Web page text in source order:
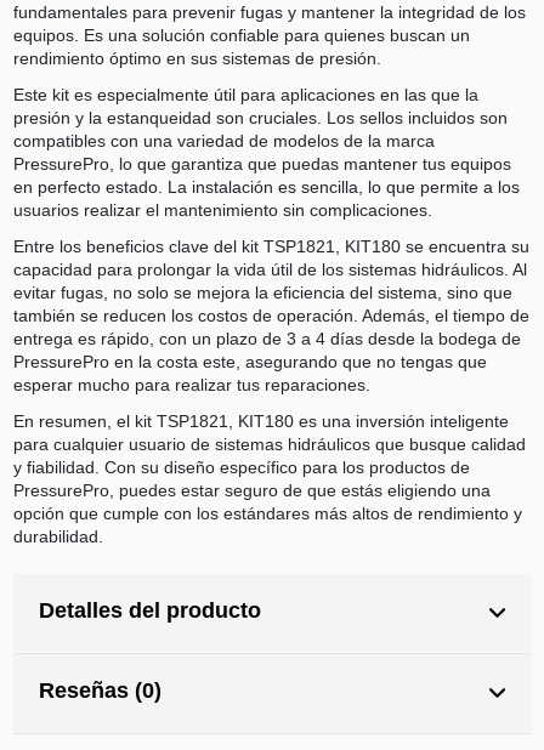
fundamentales para prevenir fugas y mantener la integridad de los
equipos. Es una solución confiable para quienes buscan un
rendimiento óptimo en sus sistemas de presión.
Este kit es especialmente útil para aplicaciones en las que la
presión y la estanqueidad son cruciales. Los sellos incluidos son
compatibles con una variedad de modelos de la marca
PressurePro, lo que garantiza que puedas mantener tus equipos
en perfecto estado. La instalación es sencilla, lo que permite a los
usuarios realizar el mantenimiento sin complicaciones.
Entre los beneficios clave del kit TSP1821, KIT180 se encuentra su
capacidad para prolongar la vida útil de los sistemas hidráulicos. Al
evitar fugas, no solo se mejora la eficiencia del sistema, sino que
también se reducen los costos de operación. Además, el tiempo de
entrega es rápido, con un plazo de 3 a 4 días desde la bodega de
PressurePro en la costa este, asegurando que no tengas que
esperar mucho para realizar tus reparaciones.
En resumen, el kit TSP1821, KIT180 es una inversión inteligente
para cualquier usuario de sistemas hidráulicos que busque calidad
y fiabilidad. Con su diseño específico para los productos de
PressurePro, puedes estar seguro de que estás eligiendo una
opción que cumple con los estándares más altos de rendimiento y
durabilidad.
Detalles del producto
Reseñas (0)